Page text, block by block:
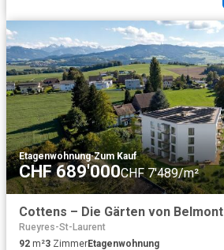
Etagenwohnung·Zum Kauf
CHF 689'000CHF 7'489/m²
Cottens – Die Gärten von Belmont
Rueyres-St-Laurent
92 m²3 ZimmerEtagenwohnung